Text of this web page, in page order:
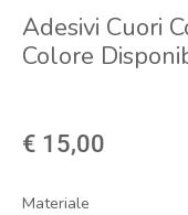
Adesivi Cuori
Colore
€ 15,00
Materiale